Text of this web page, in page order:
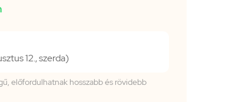
12., szerda)
előfordulhatnak hosszabb és rövidebb